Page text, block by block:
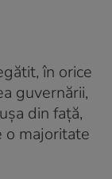
în orice
guvernării,
din faţă,
o majoritate